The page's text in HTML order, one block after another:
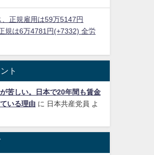
正規雇用は59万5147円
規は6万4781円(+7332) 全労
ト
苦しい。日本で20年間も賃金
いる理由に 日本共産党員
よ